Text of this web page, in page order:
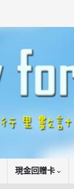
現金回贈卡